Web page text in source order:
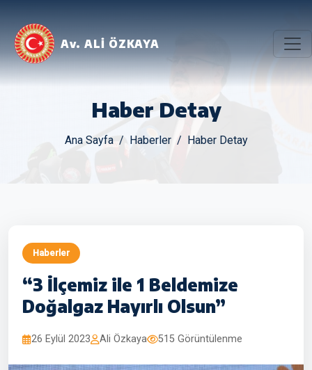
Av. ALİ ÖZKAYA
Haber Detay
Ana Sayfa Haberler Haber Detay
Haberler
“3 İlçemiz ile 1 Beldemize
Doğalgaz Hayırlı Olsun”
26 Eylül 2023 Ali Özkaya 515 Görüntülenme